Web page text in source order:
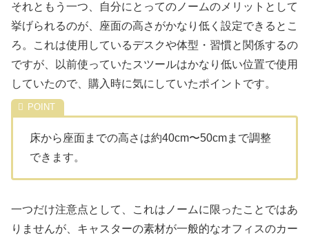
それともう一つ、自分にとってのノームのメリットとして
挙げられるのが、座面の高さがかなり低く設定できるとこ
ろ。これは使用しているデスクや体型・習慣と関係するの
ですが、以前使っていたスツールはかなり低い位置で使用
していたので、購入時に気にしていたポイントです。
床から座面までの高さは約40cm〜50cmまで調整
できます。
一つだけ注意点として、これはノームに限ったことではあ
りませんが、キャスターの素材が一般的なオフィスのカー